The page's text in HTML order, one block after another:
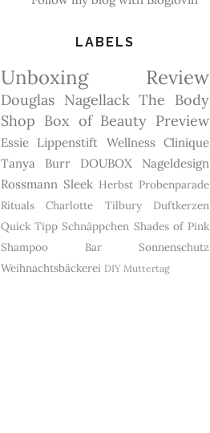
LABELS
Unboxing Review
Douglas Nagellack The Body
Shop Box of Beauty Preview
Essie Lippenstift Wellness Clinique
Tanya Burr
DOUBOX
Nageldesign
Rossmann Sleek Herbst Probenparade
Rituals
Charlotte Tilbury
Duftkerzen
Quick Tipp Schnäppchen Shades of Pink
Shampoo Bar
Sonnenschutz
Weihnachtsbäckerei DIY Muttertag